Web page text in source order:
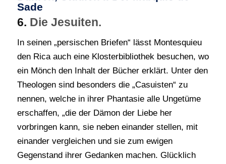
Sade
6. Die Jesuiten.
In seinen „persischen Briefen“ lässt Montesquieu
den Rica auch eine Klosterbibliothek besuchen, wo
ein Mönch den Inhalt der Bücher erklärt. Unter den
Theologen sind besonders die „Casuisten“ zu
nennen, welche in ihrer Phantasie alle Ungetüme
erschaffen, „die der Dämon der Liebe her
vorbringen kann, sie neben einander stellen, mit
einander vergleichen und sie zum ewigen
Gegenstand ihrer Gedanken machen. Glücklich